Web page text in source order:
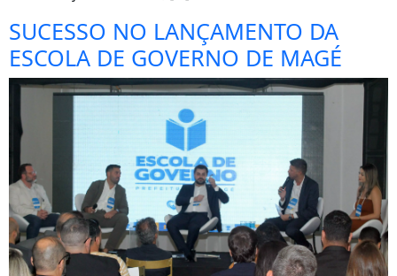
SUCESSO NO LANÇAMENTO DA
ESCOLA DE GOVERNO DE MAGÉ